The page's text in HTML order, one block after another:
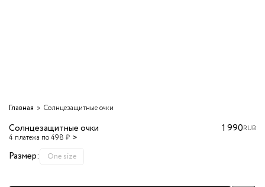
Главная Солнцезащитные очки
Солнцезащитные очки
4 платежа по 498 ₽
1 990RUB
Размер: One size